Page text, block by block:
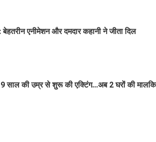
एनीमेशन और दमदार कहानी ने जीता दिल
9 साल की उम्र से शुरू की एक्टिंग...अब 2 घरों की